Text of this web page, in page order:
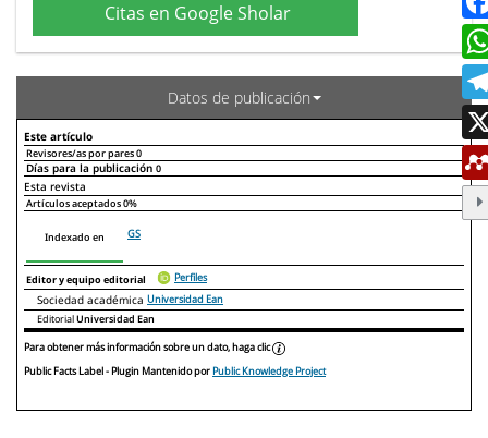
Citas en Google Sholar
Datos de publicación
Este artículo
Revisores/as por pares0
Días para la publicación 0
Declaraciones de autoría
Esta revista
Artículos aceptados0%
Indexado en GS
Editor y equipo editorial Perfiles
Sociedad académica Universidad Ean
EditorialUniversidad Ean
Para obtener más información sobre un dato, haga clic
Public Facts Label- Plugin Mantenido por Public Knowledge Project